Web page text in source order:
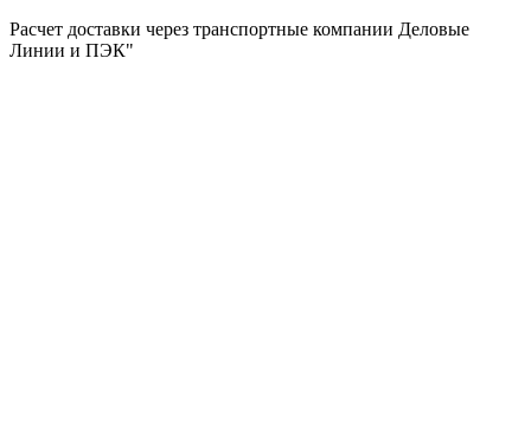
Расчет доставки через транспортные компании Деловые
Линии и ПЭК"